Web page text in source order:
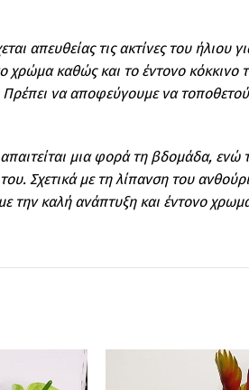
απευθείας τις ακτίνες του
καθώς και το έντονο κόκκινο
Πρέπει να αποφεύγουμε να
μια φορά τη βδομάδα, ενώ
Σχετικά με τη λίπανση του
την καλή ανάπτυξη και έντονο